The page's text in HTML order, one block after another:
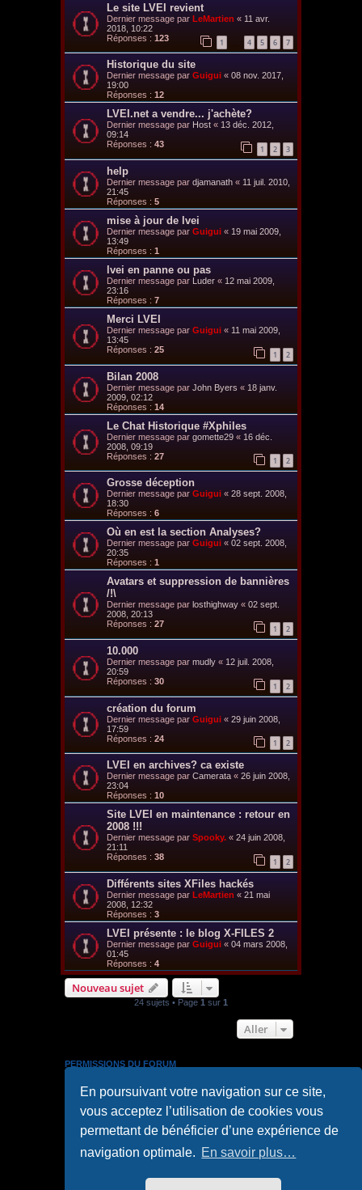
En poursuivant votre navigation sur ce site,
vous acceptez l’utilisation de cookies vous
permettant de bénéficier d’une expérience de
navigation optimale. En savoir plus…
Le site LVEI revient
Dernier message par LeMartien « 11 avr.
2018, 10:22
Réponses : 123 1 4 5 6 7
Historique du site
Dernier message par Guigui « 08 nov. 2017,
19:00
Réponses : 12
LVEI.net a vendre... j'achète?
Dernier message par Host « 13 déc. 2012,
09:14
Réponses : 43 1 2 3
help
Dernier message par djamanath « 11 juil. 2010,
21:45
Réponses : 5
mise à jour de lvei
Dernier message par Guigui « 19 mai 2009,
13:49
Réponses : 1
lvei en panne ou pas
Dernier message par Luder « 12 mai 2009,
23:16
Réponses : 7
Merci LVEI
Dernier message par Guigui « 11 mai 2009,
13:45
Réponses : 25 1 2
Bilan 2008
Dernier message par John Byers « 18 janv.
2009, 02:12
Réponses : 14
Le Chat Historique #Xphiles
Dernier message par gomette29 « 16 déc.
2008, 09:19
Réponses : 27 1 2
Grosse déception
Dernier message par Guigui « 28 sept. 2008,
18:30
Réponses : 6
Où en est la section Analyses?
Dernier message par Guigui « 02 sept. 2008,
20:35
Réponses : 1
Avatars et suppression de bannières
/!\
Dernier message par losthighway « 02 sept.
2008, 20:13
Réponses : 27 1 2
10.000
Dernier message par mudly « 12 juil. 2008,
20:59
Réponses : 30 1 2
création du forum
Dernier message par Guigui « 29 juin 2008,
17:59
Réponses : 24 1 2
LVEI en archives? ca existe
Dernier message par Camerata « 26 juin 2008,
23:04
Réponses : 10
Site LVEI en maintenance : retour en
2008 !!!
Dernier message par Spooky. « 24 juin 2008,
21:11
Réponses : 38 1 2
Différents sites XFiles hackés
Dernier message par LeMartien « 21 mai
2008, 12:32
Réponses : 3
LVEI présente : le blog X-FILES 2
Dernier message par Guigui « 04 mars 2008,
01:45
Réponses : 4
Nouveau sujet
24 sujets • Page 1 sur 1
Aller
PERMISSIONS DU FORUM
forum
ne pouvez pas
répondre aux sujets dans ce forum
Vousne pouvez pasmodifier vos messages dans ce
Vousne pouvez passupprimer vos messages dans ce
Vousne pouvez pastransférer de pièces jointes dans ce